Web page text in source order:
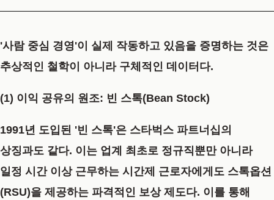
'사람 중심 경영'이 실제 작동하고 있음을 증명하는 것은
추상적인 철학이 아니라 구체적인 데이터다.
(1) 이익 공유의 원조: 빈 스톡(Bean Stock)
1991년 도입된 '빈 스톡'은 스타벅스 파트너십의
상징과도 같다. 이는 업계 최초로 정규직뿐만 아니라
일정 시간 이상 근무하는 시간제 근로자에게도 스톡옵션
(RSU)을 제공하는 파격적인 보상 제도다. 이를 통해